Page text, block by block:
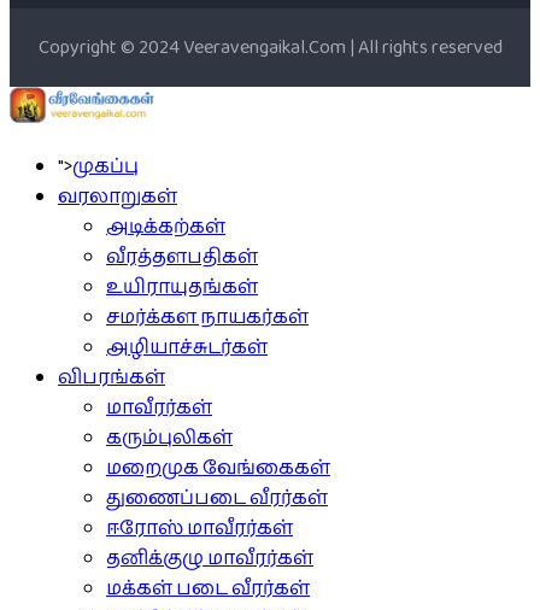
Copyright © 2024 Veeravengaikal.Com | All rights reserved
">முகப்பு
வரலாறுகள்
அடிக்கற்கள்
வீரத்தளபதிகள்
உயிராயுதங்கள்
சமர்க்கள நாயகர்கள்
அழியாச்சுடர்கள்
விபரங்கள்
மாவீரர்கள்
கரும்புலிகள்
மறைமுக வேங்கைகள்
துணைப்படை வீரர்கள்
ஈரோஸ் மாவீரர்கள்
தனிக்குழு மாவீரர்கள்
மக்கள் படை வீரர்கள்